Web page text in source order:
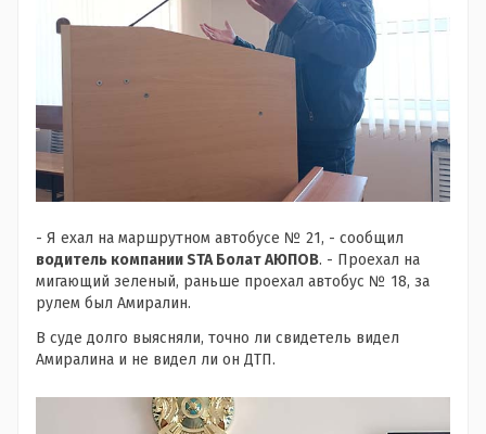
- Я ехал на маршрутном автобусе № 21, - сообщил
водитель компании STA Болат АЮПОВ. - Проехал на
мигающий зеленый, раньше проехал автобус № 18, за
рулем был Амиралин.
В суде долго выясняли, точно ли свидетель видел
Амиралина и не видел ли он ДТП.